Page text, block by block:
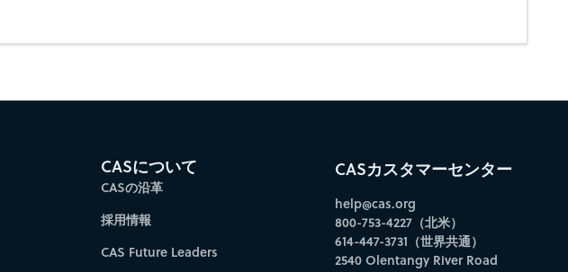
CASについて
CASの沿革
採用情報
CAS Future Leaders
CASカスタマーセンター
help@cas.org
800-753-4227（北米）
614-447-3731（世界共通）
2540 Olentangy River Road